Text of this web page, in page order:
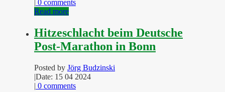
0 comments
Read more
Hitzeschlacht beim Deutsche
Post-Marathon in Bonn
Posted by Jörg Budzinski
|Date: 15 04 2024
| 0 comments